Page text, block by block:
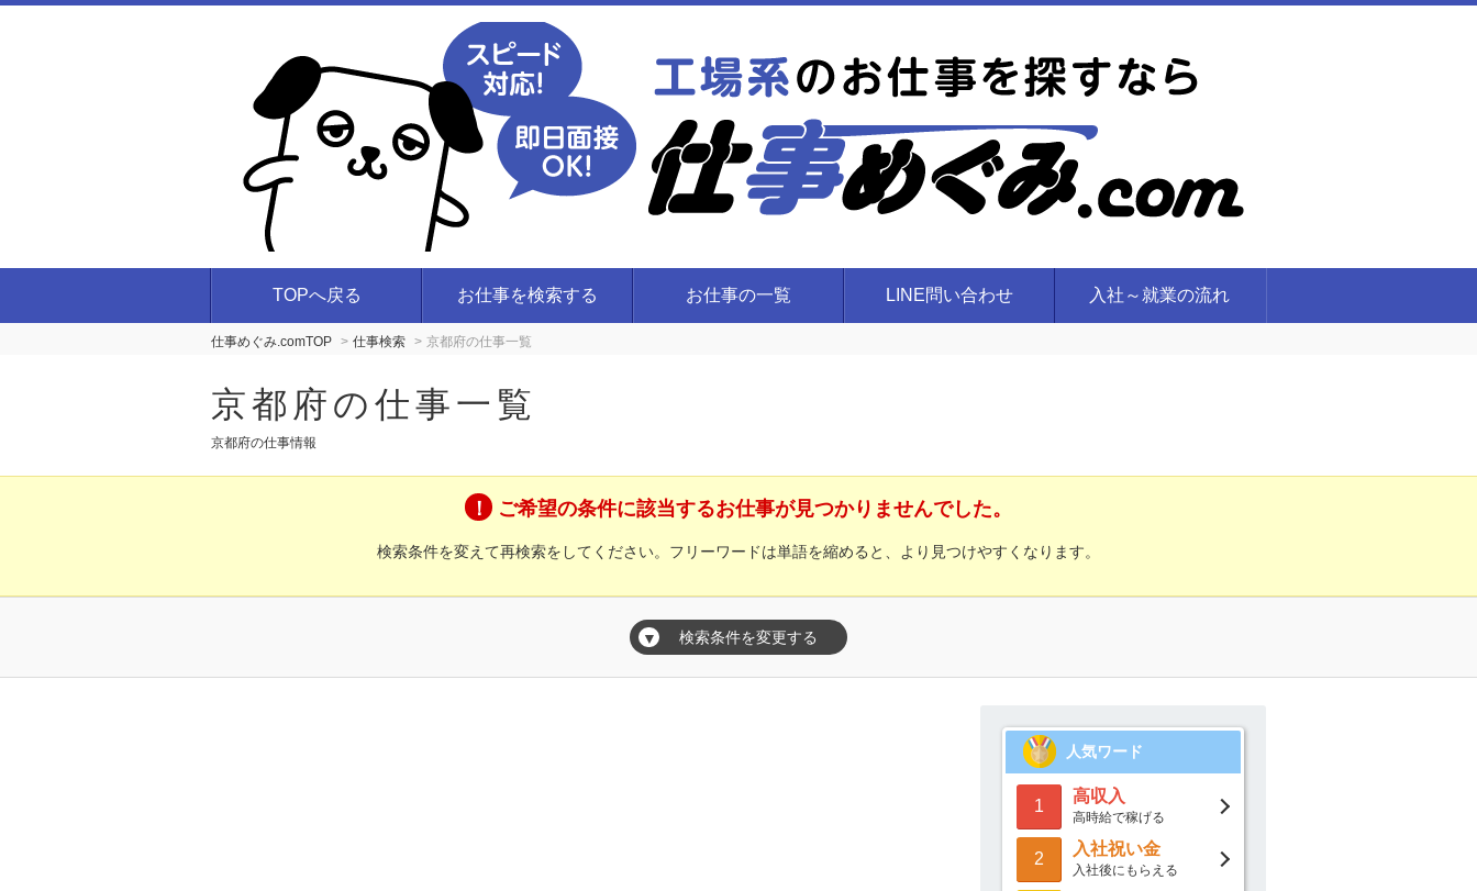
TOPへ戻る お仕事を検索する お仕事の一覧 LINE問い合わせ 入社～就業の流れ
仕事めぐみ.comTOP 仕事検索 京都府の仕事一覧
京都府の仕事一覧
京都府の仕事情報
ご希望の条件に該当するお仕事が見つかりませんでした。
検索条件を変えて再検索をしてください。フリーワードは単語を縮めると、より見つけやすくなります。
▼ 検索条件を変更する
人気ワード
1
高収入
高時給で稼げる
2
入社祝い金
入社後にもらえる